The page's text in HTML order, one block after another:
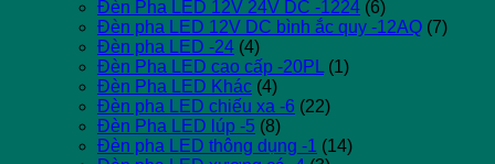
Đèn Pha LED 12V 24V DC -1224 (6)
Đèn pha LED 12V DC bình ắc quy -12AQ (7)
Đèn pha LED -24 (4)
Đèn Pha LED cao cấp -20PL (1)
Đèn Pha LED Khác (4)
Đèn pha LED chiếu xa -6 (22)
Đèn Pha LED lúp -5 (8)
Đèn pha LED thông dụng -1 (14)